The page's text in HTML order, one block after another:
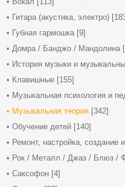
Гитара (акустика, электро)
Губная гармошка [9]
Домра / Банджо / Мандолина
История музыки и
Клавишные [155]
Музыкальная психология и
Музыкальная теория [342]
Обучение детей [140]
Ремонт, настройка, создание
Рок / Металл / Джаз / Блюз /
Саксофон [4]